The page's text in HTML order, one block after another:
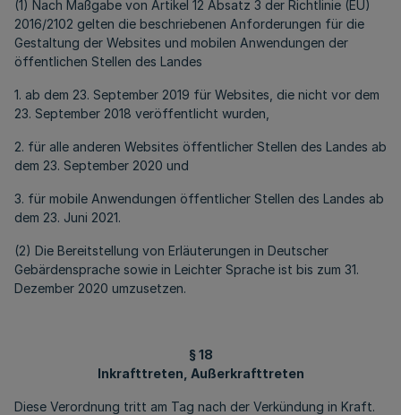
(1) Nach Maßgabe von Artikel 12 Absatz 3 der Richtlinie (EU)
2016/2102 gelten die beschriebenen Anforderungen für die
Gestaltung der Websites und mobilen Anwendungen der
öffentlichen Stellen des Landes
1. ab dem 23. September 2019 für Websites, die nicht vor dem
23. September 2018 veröffentlicht wurden,
2. für alle anderen Websites öffentlicher Stellen des Landes ab
dem 23. September 2020 und
3. für mobile Anwendungen öffentlicher Stellen des Landes ab
dem 23. Juni 2021.
(2) Die Bereitstellung von Erläuterungen in Deutscher
Gebärdensprache sowie in Leichter Sprache ist bis zum 31.
Dezember 2020 umzusetzen.
§ 18
Inkrafttreten, Außerkrafttreten
Diese Verordnung tritt am Tag nach der Verkündung in Kraft.